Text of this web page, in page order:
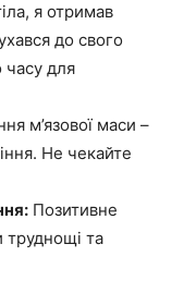
я отримав
до свого
часу для
м’язової маси –
Не чекайте
Позитивне
труднощі та